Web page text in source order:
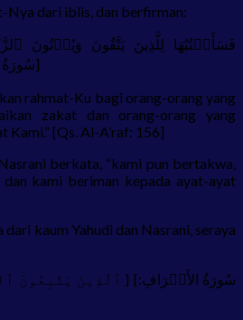
Nya dari iblis, dan berfirman:
یُؤۡمِنُونَ } [سُورَةُ الأَعۡرَافِ: ١٥٦]
rahmat-Ku bagi orang-orang yang
zakat dan orang-orang yang
Kami.” [Qs. Al-A’raf: 156]
berkata, “kami pun bertakwa,
dan kami beriman kepada ayat-ayat
kaum Yahudi dan Nasrani, seraya